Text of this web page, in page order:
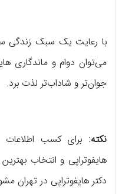
با رعایت یک سبک زندگی
می‌توان دوام و ماندگاری
جوان‌تر و شاداب‌تر لذت برد.
نکته: برای کسب اطلاعات
هایفوتراپی و انتخاب
دکتر هایفوتراپی در تهران